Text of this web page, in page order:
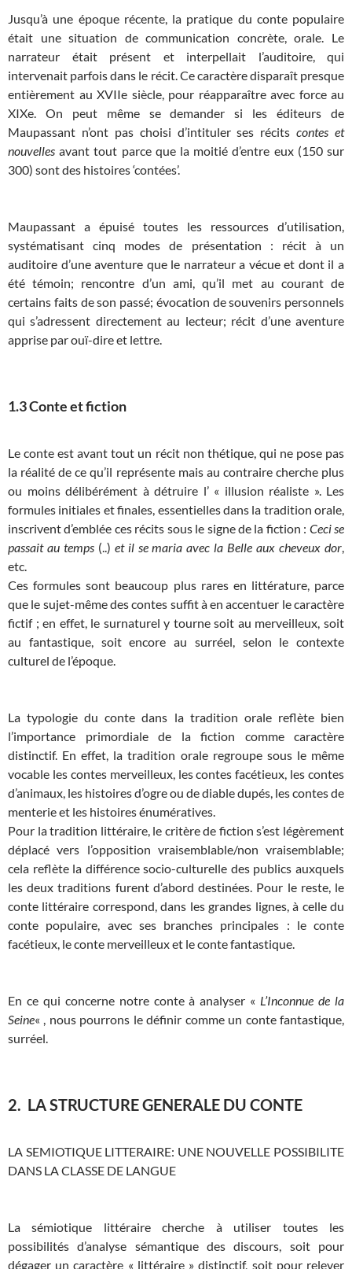
Jusqu’à une époque récente, la pratique du conte populaire
était une situation de communication concrète, orale. Le
narrateur était présent et interpellait l’auditoire, qui
intervenait parfois dans le récit. Ce caractère disparaît presque
entièrement au XVIIe siècle, pour réapparaître avec force au
XIXe. On peut même se demander si les éditeurs de
Maupassant n’ont pas choisi d’intituler ses récitscontes et
nouvelles avant tout parce que la moitié d’entre eux (150 sur
300) sont des histoires ‘contées’.
Maupassant a épuisé toutes les ressources d’utilisation,
systématisant cinq modes de présentation : récit à un
auditoire d’une aventure que le narrateur a vécue et dont il a
été témoin; rencontre d’un ami, qu’il met au courant de
certains faits de son passé; évocation de souvenirs personnels
qui s’adressent directement au lecteur; récit d’une aventure
apprise par ouï-dire et lettre.
1.3 Conte et fiction
Le conte est avant tout un récit non thétique, qui ne pose pas
la réalité de ce qu’il représente mais au contraire cherche plus
ou moins délibérément à détruire l’ « illusion réaliste ». Les
formules initiales et finales, essentielles dans la tradition orale,
inscrivent d’emblée ces récits sous le signe de la fiction : Ceci se
passait au temps(..) et il se maria avec la Belle aux cheveux dor,
etc.
Ces formules sont beaucoup plus rares en littérature, parce
que le sujet-même des contes suffit à en accentuer le caractère
fictif ; en effet, le surnaturel y tourne soit au merveilleux, soit
au fantastique, soit encore au surréel, selon le contexte
culturel de l’époque.
La typologie du conte dans la tradition orale reflète bien
l’importance primordiale de la fiction comme caractère
distinctif. En effet, la tradition orale regroupe sous le même
vocable les contes merveilleux, les contes facétieux, les contes
d’animaux, les histoires d’ogre ou de diable dupés, les contes de
menterie et les histoires énumératives.
Pour la tradition littéraire, le critère de fiction s’est légèrement
déplacé vers l’opposition vraisemblable/non vraisemblable;
cela reflète la différence socio-culturelle des publics auxquels
les deux traditions furent d’abord destinées. Pour le reste, le
conte littéraire correspond, dans les grandes lignes, à celle du
conte populaire, avec ses branches principales : le conte
facétieux, le conte merveilleux et le conte fantastique.
En ce qui concerne notre conte à analyser « L’Inconnue de la
Seine« , nous pourrons le définir comme un conte fantastique,
surréel.
2. LA STRUCTURE GENERALE DU CONTE
LA SEMIOTIQUE LITTERAIRE: UNE NOUVELLE POSSIBILITE
DANS LA CLASSE DE LANGUE
La sémiotique littéraire cherche à utiliser toutes les
possibilités d’analyse sémantique des discours, soit pour
dégager un caractère « littéraire » distinctif, soit pour relever